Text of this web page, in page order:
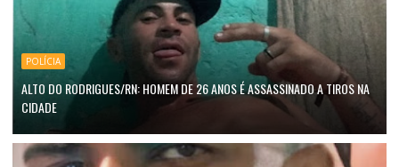
POLÍCIA
ALTO DO RODRIGUES/RN: HOMEM DE 26 ANOS É ASSASSINADO A TIROS NA
CIDADE